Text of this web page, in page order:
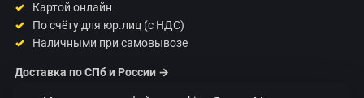
Картой онлайн
По счёту для юр.лиц (с НДС)
Наличными при самовывозе
Доставка по СПб и России →